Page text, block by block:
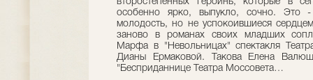
особенно ярко, выпукло, сочно. Это
молодость, но не успокоившиеся
заново в романах своих младших
Марфа в "Невольницах" спектакля
Дианы Ермаковой. Такова Елена
"Бесприданнице Театра Моссовета…